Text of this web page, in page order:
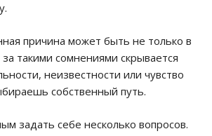
причина может быть не только в
такими сомнениями скрывается
неизвестности или чувство
собственный путь.
задать себе несколько вопросов.